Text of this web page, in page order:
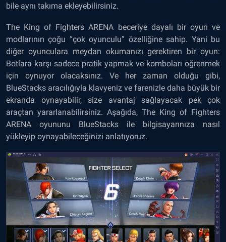
bile aynı takıma ekleyebilirsiniz.
The King of Fighters ARENA beceriye dayalı bir oyun ve
modlarının çoğu “çok oyunculu” özelliğine sahip. Yani bu
diğer oyunculara meydan okumanızı gerektiren bir oyun:
Botlara karşı sadece pratik yapmak ve komboları öğrenmek
için oynuyor olacaksınız. Ve her zaman olduğu gibi,
BlueStacks aracılığıyla klavyeniz ve farenizle daha büyük bir
ekranda oynayabilir, size avantaj sağlayacak pek çok
araçtan yararlanabilirsiniz. Aşağıda, The King of Fighters
ARENA oyununu BlueStacks ile bilgisayarınıza nasıl
yükleyip oynayabileceğinizi anlatıyoruz.